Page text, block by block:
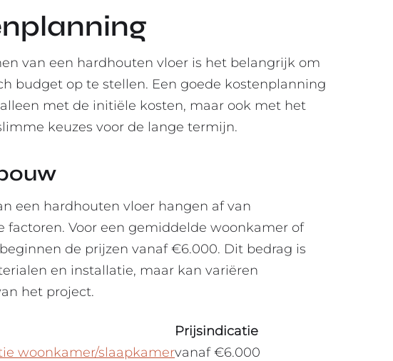
van een hardhouten vloer is het belangrijk om
budget op te stellen. Een goede kostenplanning
met de initiële kosten, maar ook met het
keuzes voor de lange termijn.
een hardhouten vloer hangen af van
factoren. Voor een gemiddelde woonkamer of
de prijzen vanaf €6.000. Dit bedrag is
en installatie, maar kan variëren
het project.
Prijsindicatie
woonkamer/slaapkamervanaf €6.000